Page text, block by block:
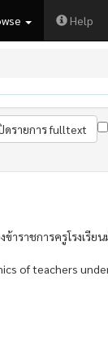
Help
ราชการครูโรงเรีย
of teachers